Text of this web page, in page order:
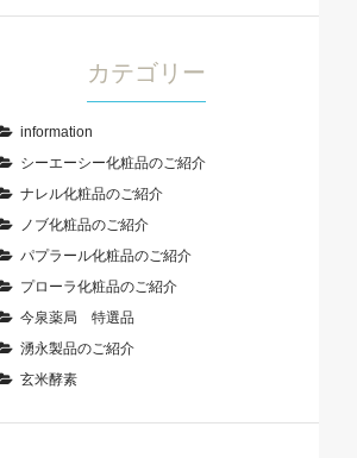
カテゴリー
information
シーエーシー化粧品のご紹介
ナレル化粧品のご紹介
ノブ化粧品のご紹介
パプラール化粧品のご紹介
プローラ化粧品のご紹介
今泉薬局 特選品
湧永製品のご紹介
玄米酵素